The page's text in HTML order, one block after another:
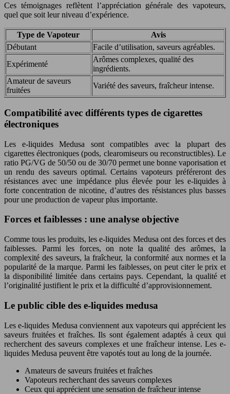
Ces témoignages reflètent l’appréciation générale des vapoteurs,
quel que soit leur niveau d’expérience.
Type de Vapoteur
Avis
Débutant
Facile d’utilisation, saveurs agréables.
Expérimenté
Arômes complexes, qualité des
ingrédients.
Amateur de saveurs
fruitées
Variété des saveurs, fraîcheur intense.
Compatibilité avec différents types de cigarettes
électroniques
Les e-liquides Medusa sont compatibles avec la plupart des
cigarettes électroniques (pods, clearomiseurs ou reconstructibles). Le
ratio PG/VG de 50/50 ou de 30/70 permet une bonne vaporisation et
un rendu des saveurs optimal. Certains vapoteurs préféreront des
résistances avec une impédance plus élevée pour les e-liquides à
forte concentration de nicotine, d’autres des résistances plus basses
pour une production de vapeur plus importante.
Forces et faiblesses : une analyse objective
Comme tous les produits, les e-liquides Medusa ont des forces et des
faiblesses. Parmi les forces, on note la qualité des arômes, la
complexité des saveurs, la fraîcheur, la conformité aux normes et la
popularité de la marque. Parmi les faiblesses, on peut citer le prix et
la disponibilité limitée dans certains pays. Cependant, la qualité et
l’originalité justifient le prix et la difficulté d’approvisionnement.
Le public cible des e-liquides medusa
Les e-liquides Medusa conviennent aux vapoteurs qui apprécient les
saveurs fruitées et fraîches. Ils sont également adaptés à ceux qui
recherchent des saveurs complexes et une fraîcheur intense. Les e-
liquides Medusa peuvent être vapotés tout au long de la journée.
Amateurs de saveurs fruitées et fraîches
Vapoteurs recherchant des saveurs complexes
Ceux qui apprécient une sensation de fraîcheur intense